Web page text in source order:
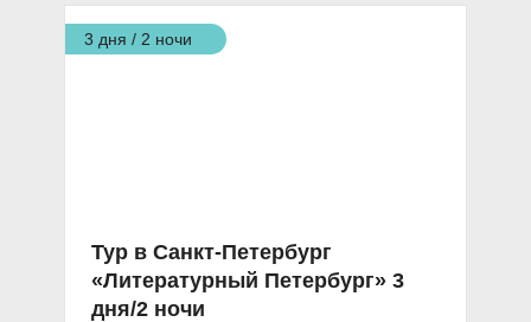
3 дня / 2 ночи
Тур в Санкт-Петербург
«Литературный Петербург» 3
дня/2 ночи